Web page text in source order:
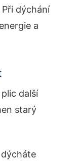
dýchání
a
další
starý